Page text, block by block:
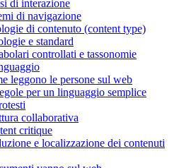
di interazione
di navigazione
di contenuto (content type)
e standard
controllati e tassonomie
leggono le persone sul web
per un linguaggio semplice
collaborativa
critique
e localizzazione dei contenuti